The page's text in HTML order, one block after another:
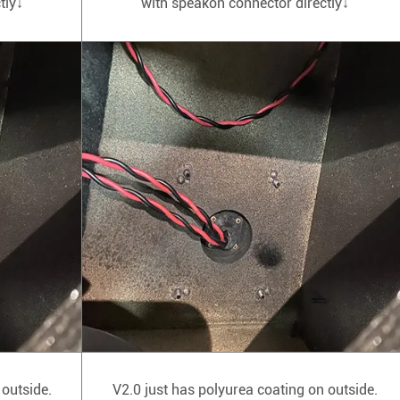
V2.0 just has polyurea coating on outside.